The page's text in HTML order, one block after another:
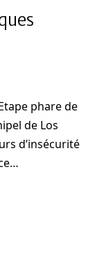
phare de
de Los
d’insécurité